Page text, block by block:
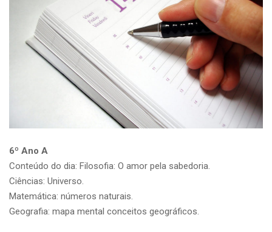
6º Ano A
Conteúdo do dia: Filosofia: O amor pela sabedoria.
Ciências: Universo.
Matemática: números naturais.
Geografia: mapa mental conceitos geográficos.